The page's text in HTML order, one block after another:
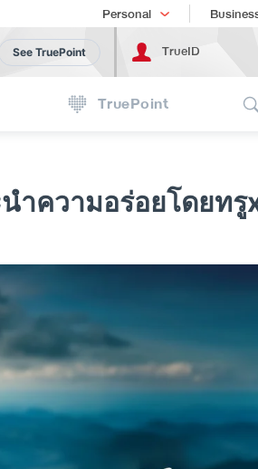
Personal
Shopping
เทรนด์เทคโ
See TruePoint TrueID
TruePoint
ำความอร่อยโดยท